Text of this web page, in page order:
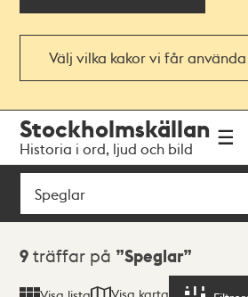
Välj vilka kakor vi får använda
navigationen
huvudinnehållet
Stockholmskällan
Historia i ord, ljud och bild
Sök
Sökresultat
9 träffar på Speglar
Visa karta